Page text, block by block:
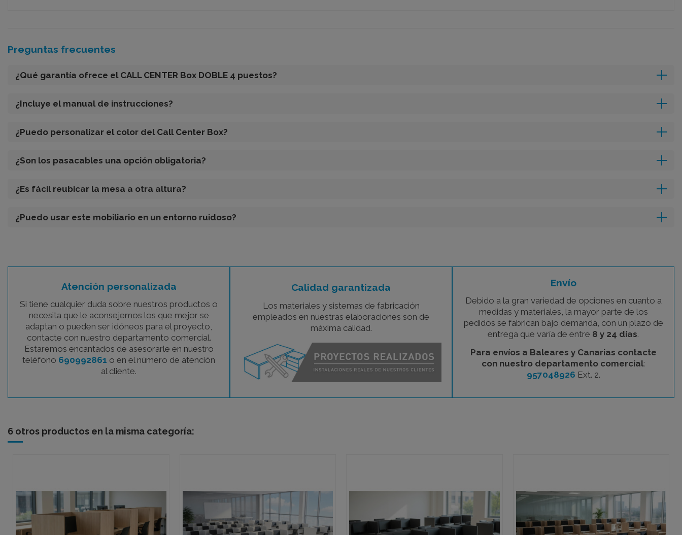
Preguntas frecuentes
¿Qué garantía ofrece el CALL CENTER Box DOBLE 4 puestos?
¿Incluye el manual de instrucciones?
¿Puedo personalizar el color del Call Center Box?
¿Son los pasacables una opción obligatoria?
¿Es fácil reubicar la mesa a otra altura?
¿Puedo usar este mobiliario en un entorno ruidoso?
Atención personalizada
Si tiene cualquier duda sobre nuestros productos o
necesita que le aconsejemos los que mejor se
adaptan o pueden ser idóneos para el proyecto,
contacte con nuestro departamento comercial.
Estaremos encantados de asesorarle en nuestro
teléfono 690992861 o en el número de atención
al cliente.
Calidad garantizada
Los materiales y sistemas de fabricación
empleados en nuestras elaboraciones son de
máxima calidad.
Envío
Debido a la gran variedad de opciones en cuanto a
medidas y materiales, la mayor parte de los
pedidos se fabrican bajo demanda, con un plazo de
entrega que varía de entre 8 y 24 días.
Para envíos a Baleares y Canarias contacte
con nuestro departamento comercial:
957048926 Ext. 2.
6 otros productos en la misma categoría: